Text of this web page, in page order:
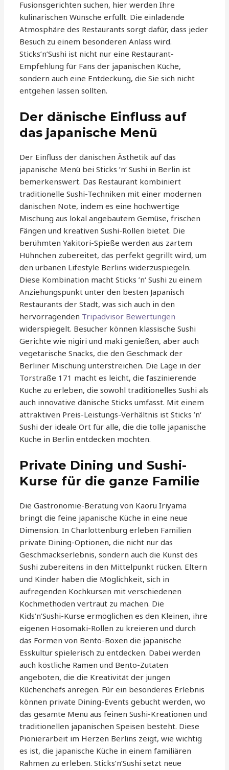
Fusionsgerichten suchen, hier werden Ihre
kulinarischen Wünsche erfüllt. Die einladende
Atmosphäre des Restaurants sorgt dafür, dass jeder
Besuch zu einem besonderen Anlass wird.
Sticks’n’Sushi ist nicht nur eine Restaurant-
Empfehlung für Fans der japanischen Küche,
sondern auch eine Entdeckung, die Sie sich nicht
entgehen lassen sollten.
Der dänische Einfluss auf
das japanische Menü
Der Einfluss der dänischen Ästhetik auf das
japanische Menü bei Sticks ’n‘ Sushi in Berlin ist
bemerkenswert. Das Restaurant kombiniert
traditionelle Sushi-Techniken mit einer modernen
dänischen Note, indem es eine hochwertige
Mischung aus lokal angebautem Gemüse, frischen
Fängen und kreativen Sushi-Rollen bietet. Die
berühmten Yakitori-Spieße werden aus zartem
Hühnchen zubereitet, das perfekt gegrillt wird, um
den urbanen Lifestyle Berlins widerzuspiegeln.
Diese Kombination macht Sticks ’n‘ Sushi zu einem
Anziehungspunkt unter den besten Japanisch
Restaurants der Stadt, was sich auch in den
hervorragenden Tripadvisor Bewertungen
widerspiegelt. Besucher können klassische Sushi
Gerichte wie nigiri und maki genießen, aber auch
vegetarische Snacks, die den Geschmack der
Berliner Mischung unterstreichen. Die Lage in der
Torstraße 171 macht es leicht, die faszinierende
Küche zu erleben, die sowohl traditionelles Sushi als
auch innovative dänische Sticks umfasst. Mit einem
attraktiven Preis-Leistungs-Verhältnis ist Sticks ’n‘
Sushi der ideale Ort für alle, die die tolle japanische
Küche in Berlin entdecken möchten.
Private Dining und Sushi-
Kurse für die ganze Familie
Die Gastronomie-Beratung von Kaoru Iriyama
bringt die feine japanische Küche in eine neue
Dimension. In Charlottenburg erleben Familien
private Dining-Optionen, die nicht nur das
Geschmackserlebnis, sondern auch die Kunst des
Sushi zubereitens in den Mittelpunkt rücken. Eltern
und Kinder haben die Möglichkeit, sich in
aufregenden Kochkursen mit verschiedenen
Kochmethoden vertraut zu machen. Die
Kids’n’Sushi-Kurse ermöglichen es den Kleinen, ihre
eigenen Hosomaki-Rollen zu kreieren und durch
das Formen von Bento-Boxen die japanische
Esskultur spielerisch zu entdecken. Dabei werden
auch köstliche Ramen und Bento-Zutaten
angeboten, die die Kreativität der jungen
Küchenchefs anregen. Für ein besonderes Erlebnis
können private Dining-Events gebucht werden, wo
das gesamte Menü aus feinen Sushi-Kreationen und
traditionellen japanischen Speisen besteht. Diese
Pionierarbeit im Herzen Berlins zeigt, wie wichtig
es ist, die japanische Küche in einem familiären
Rahmen zu erleben. Sticks’n’Sushi setzt neue